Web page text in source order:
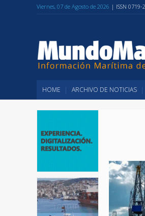
Viernes, 07 de Agosto de 2026 | ISSN 0719-
HOME ARCHIVO DE NOTICIAS